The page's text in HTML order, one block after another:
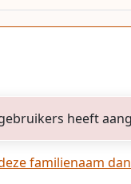
heeft
familienaam